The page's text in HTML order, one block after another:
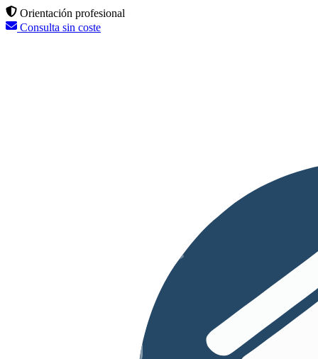
Orientación profesional
Consulta sin coste